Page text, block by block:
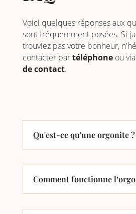
Voici quelques réponses aux
sont fréquemment posées. Si
trouviez pas votre bonheur,
contacter partéléphoneou
de contact.
Qu'est-ce qu'une orgonite ?
Comment fonctionne